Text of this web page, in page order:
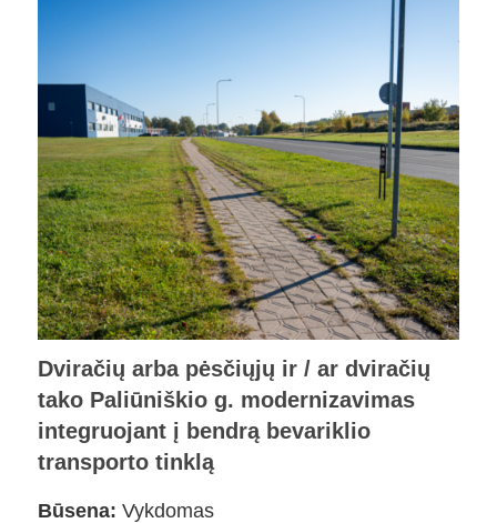
Dviračių arba pėsčiųjų ir / ar dviračių
tako Paliūniškio g. modernizavimas
integruojant į bendrą bevariklio
transporto tinklą
Būsena: Vykdomas